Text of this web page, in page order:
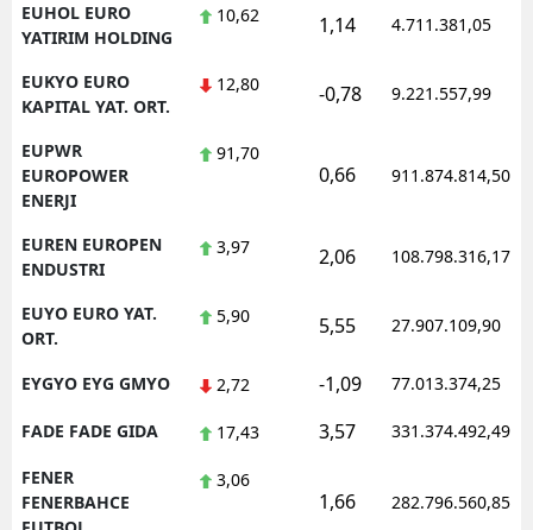
EUHOL EURO
YATIRIM HOLDING
10,62 1,14 4.711.381,05
EUKYO EURO
KAPITAL YAT. ORT.
12,80 -0,78 9.221.557,99
EUPWR
EUROPOWER
ENERJI
91,70
0,66 911.874.814,50
EUREN EUROPEN
ENDUSTRI
3,97 2,06 108.798.316,17
EUYO EURO YAT.
ORT.
5,90 5,55 27.907.109,90
EYGYO EYG GMYO 2,72 -1,09 77.013.374,25
FADE FADE GIDA 17,43 3,57 331.374.492,49
FENER
FENERBAHCE
3,06
1,66 282.796.560,85